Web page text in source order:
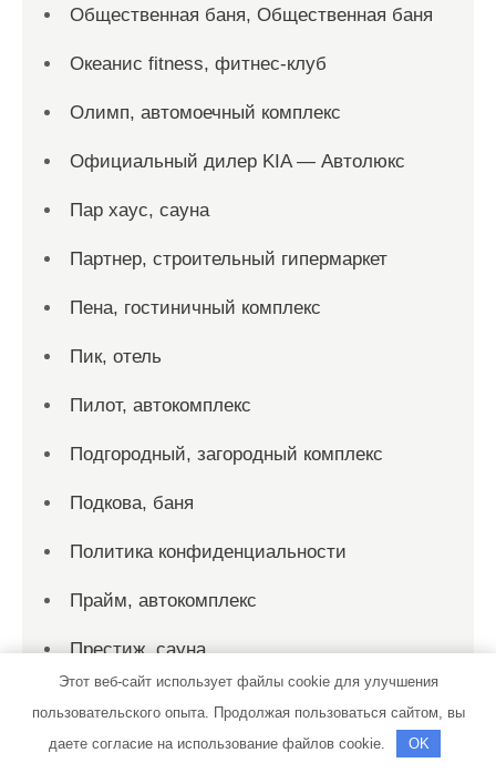
Общественная баня, Общественная баня
Океанис fitness, фитнес-клуб
Олимп, автомоечный комплекс
Официальный дилер KIA — Автолюкс
Пар хаус, сауна
Партнер, строительный гипермаркет
Пена, гостиничный комплекс
Пик, отель
Пилот, автокомплекс
Подгородный, загородный комплекс
Подкова, баня
Политика конфиденциальности
Прайм, автокомплекс
Престиж, сауна
Престиж, фитнес-клуб
Этот веб-сайт использует файлы cookie для улучшения
пользовательского опыта. Продолжая пользоваться сайтом, вы
даете согласие на использование файлов cookie.
OK